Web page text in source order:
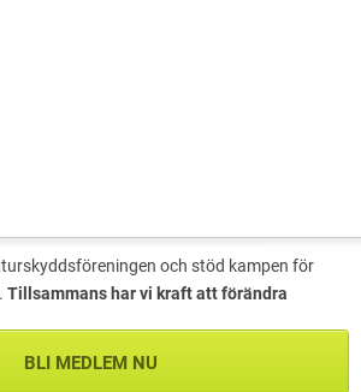
och stöd kampen för
Tillsammans har vi kraft att förändra
BLI MEDLEM NU